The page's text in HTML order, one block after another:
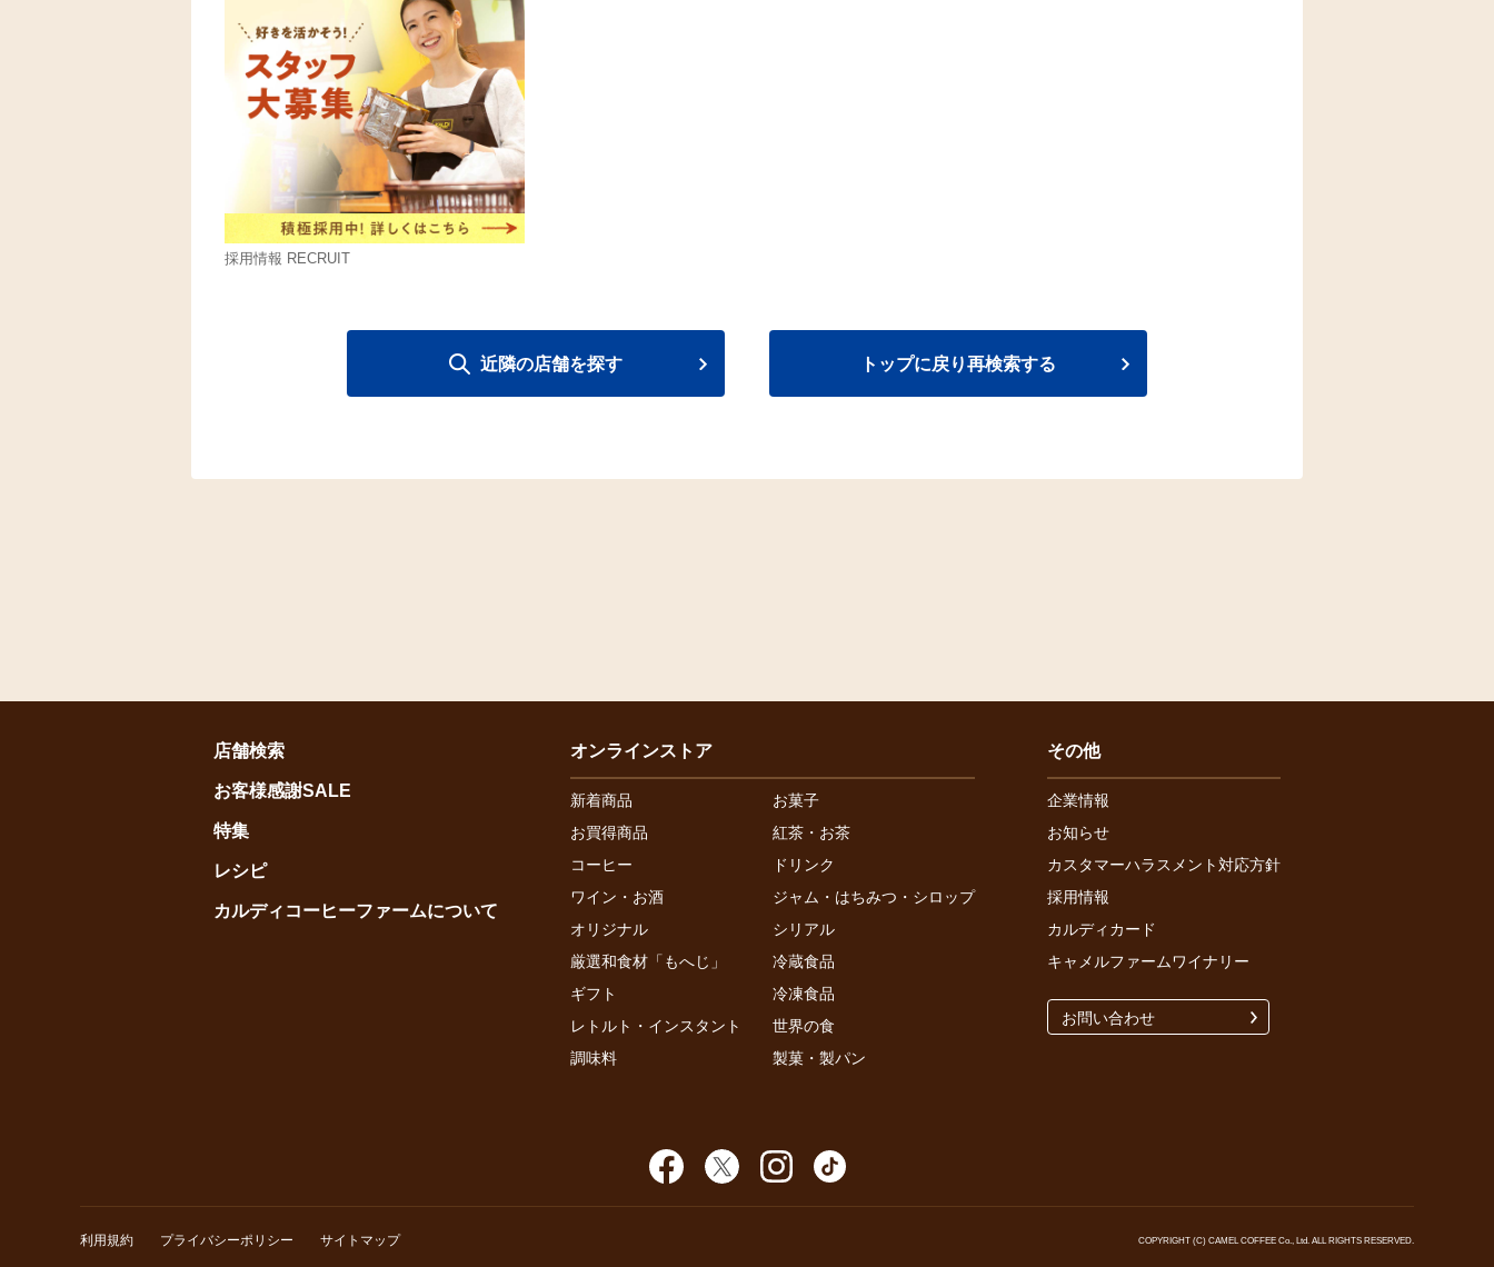
採用情報 RECRUIT
トップに戻り再検索する
近隣の店舗を探す
店舗検索
お客様感謝SALE
特集
レシピ
カルディコーヒーファームについて
オンラインストア
新着商品
お菓子
お買得商品
紅茶・お茶
コーヒー
ドリンク
ワイン・お酒
ジャム・はちみつ・シロップ
オリジナル
シリアル
厳選和食材「もへじ」
冷蔵食品
ギフト
冷凍食品
レトルト・インスタント
世界の食
調味料
製菓・製パン
その他
企業情報
お知らせ
カスタマーハラスメント対応方針
採用情報
カルディカード
キャメルファームワイナリー
お問い合わせ
利用規約 プライバシーポリシー サイトマップ COPYRIGHT (C) CAMEL COFFEE Co., Ltd. ALL RIGHTS RESERVED.